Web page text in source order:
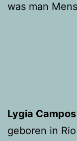
was man
Lygia Campos
geboren in